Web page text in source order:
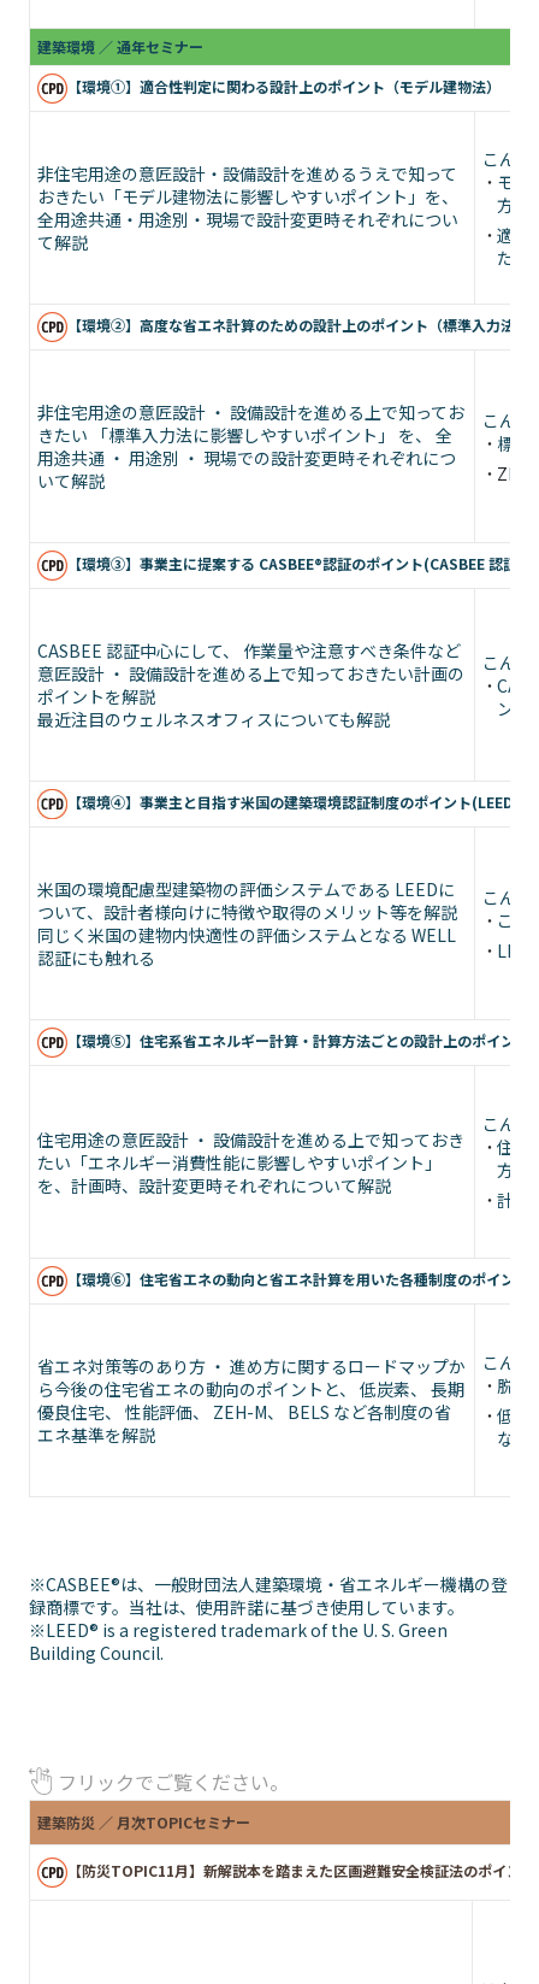
建築環境 ／ 通年セミナー
【環境①】適合性判定に関わる設計上のポイント（モデル建物法）
非住宅用途の意匠設計・設備設計を進めるうえで知って
おきたい「モデル建物法に影響しやすいポイント」を、
全用途共通・用途別・現場で設計変更時それぞれについ
て解説
こんな
モデ
方
適合
たい
【環境②】高度な省エネ計算のための設計上のポイント（標準入力法
非住宅用途の意匠設計 ・ 設備設計を進める上で知ってお
きたい 「標準入力法に影響しやすいポイント」 を、 全
用途共通 ・ 用途別 ・ 現場での設計変更時それぞれにつ
いて解説
こんな
標準
ZEB
【環境③】事業主に提案する CASBEE®認証のポイント(CASBEE 認証
CASBEE 認証中心にして、 作業量や注意すべき条件など
意匠設計 ・ 設備設計を進める上で知っておきたい計画の
ポイントを解説
最近注目のウェルネスオフィスについても解説
こんな
ント
【環境④】事業主と目指す米国の建築環境認証制度のポイント
米国の環境配慮型建築物の評価システムである LEEDに
ついて、設計者様向けに特徴や取得のメリット等を解説
同じく米国の建物内快適性の評価システムとなる WELL
認証にも触れる
こんな
これ
【環境⑤】住宅系省エネルギー計算・計算方法ごとの設計上のポイ
住宅用途の意匠設計 ・ 設備設計を進める上で知っておき
たい「エネルギー消費性能に影響しやすいポイント」
を、 計画時、設計変更時それぞれについて解説
こんな
住宅
方
計算
【環境⑥】住宅省エネの動向と省エネ計算を用いた各種制度のポイ
省エネ対策等のあり方 ・ 進め方に関するロードマップか
ら今後の住宅省エネの動向のポイントと、 低炭素、 長期
優良住宅、 性能評価、 ZEH-M、 BELS など各制度の省
エネ基準を解説
こんな
脱炭
低炭
など
※CASBEE®は、一般財団法人建築環境・省エネルギー機構の登
録商標です。当社は、使用許諾に基づき使用しています。
※LEED® is a registered trademark of the U. S. Green
Building Council.
フリックでご覧ください。
建築防災 ／ 月次TOPICセミナー
【防災TOPIC11月】新解説本を踏まえた区画避難安全検証法のポイント